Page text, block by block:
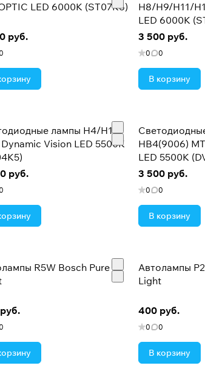
LED 6000K (ST07K6)
руб.
H8/H9/H11/
LED 6000K
3 500 руб.
0 0
В корзину
лампы H4/H19
Dynamic Vision LED 5500K
руб.
HB4(9006)
LED 5500K
3 500 руб.
0 0
В корзину
R5W Bosch Pure
Автолампы
Light
400 руб.
0 0
В корзину